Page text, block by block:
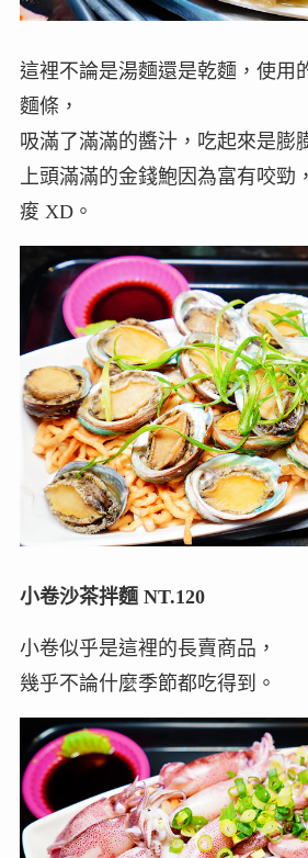
這裡不論是湯麵還是乾麵，使用
麵條，
吸滿了滿滿的醬汁，吃起來是膨
上頭滿滿的金錢鮑因為富有咬勁
痠 XD。
小卷沙茶拌麵 NT.120
小卷似乎是這裡的長賣商品，
幾乎不論什麼季節都吃得到。